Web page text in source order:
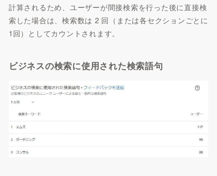
計算されるため、ユーザーが間接検索を行った後に直接検
索した場合は、検索数は 2 回（または各セクションごとに
1回）としてカウントされます。
ビジネスの検索に使用された検索語句